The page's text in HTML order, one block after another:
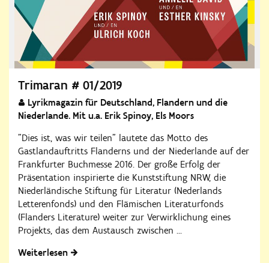
Trimaran # 01/2019
Lyrikmagazin für Deutschland, Flandern und die
Niederlande. Mit u.a. Erik Spinoy, Els Moors
"Dies ist, was wir teilen" lautete das Motto des
Gastlandauftritts Flanderns und der Niederlande auf der
Frankfurter Buchmesse 2016. Der große Erfolg der
Präsentation inspirierte die Kunststiftung NRW, die
Niederländische Stiftung für Literatur (Nederlands
Letterenfonds) und den Flämischen Literaturfonds
(Flanders Literature) weiter zur Verwirklichung eines
Projekts, das dem Austausch zwischen ...
Weiterlesen